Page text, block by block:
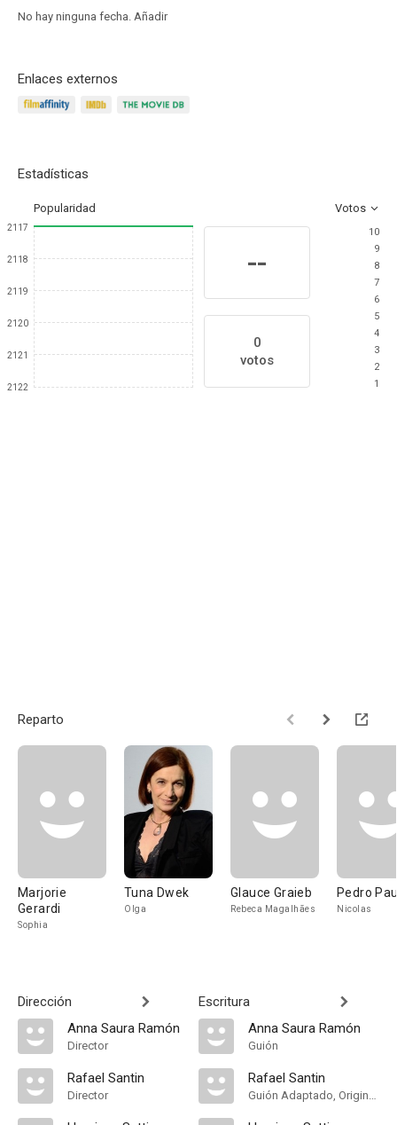
No hay ninguna fecha. Añadir
Enlaces externos
Estadísticas
Popularidad Votos
2117
2118
2119
2120
2121
2122
--
0
votos
10
9
8
7
6
5
4
3
2
1
Reparto
Marjorie
Gerardi
Sophia
Tuna Dwek
Olga
Glauce Graieb
Rebeca Magalhães
Pedro
Nicolas
Dirección
Anna Saura Ramón
Director
Rafael Santin
Director
Escritura
Anna Saura Ramón
Guión
Rafael Santin
Guión Adaptado, Original Concept